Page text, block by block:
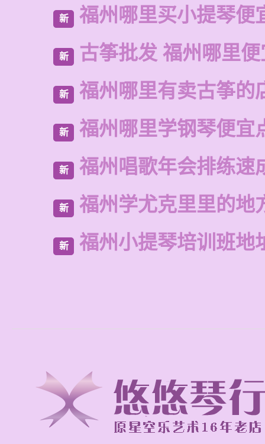
新 福州哪里买小提琴便
新 古筝批发 福州哪里
新 福州哪里有卖古筝的
新 福州哪里学钢琴便宜
新 福州唱歌年会排练速
新 福州学尤克里里的地
新 福州小提琴培训班地